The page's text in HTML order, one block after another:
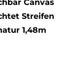
Canvas
Streifen
1,48m